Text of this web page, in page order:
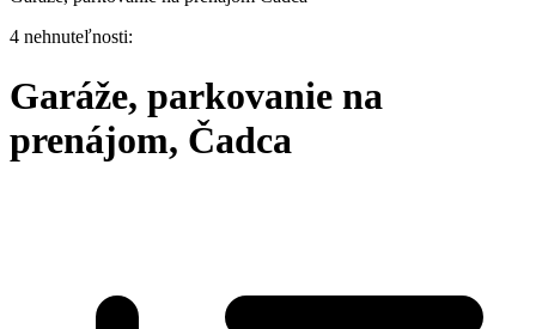
4 nehnuteľnosti:
Garáže, parkovanie na
prenájom, Čadca